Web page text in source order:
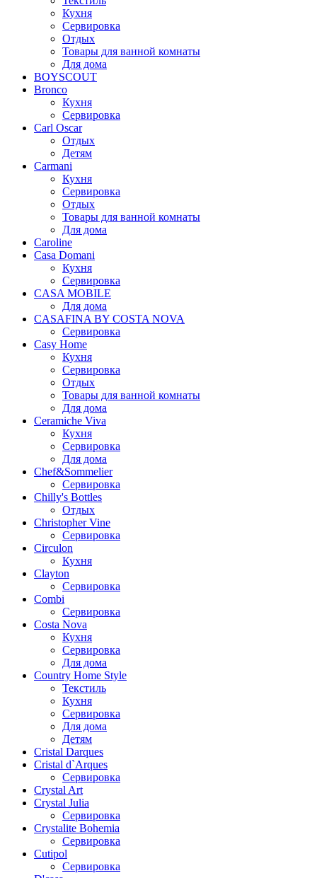
Кухня
Сервировка
Отдых
Товары для ванной комнаты
Для дома
BOYSCOUT
Bronco
Кухня
Сервировка
Carl Oscar
Отдых
Детям
Carmani
Кухня
Сервировка
Отдых
Товары для ванной комнаты
Для дома
Caroline
Casa Domani
Кухня
Сервировка
CASA MOBILE
Для дома
CASAFINA BY COSTA NOVA
Сервировка
Casy Home
Кухня
Сервировка
Отдых
Товары для ванной комнаты
Для дома
Ceramiche Viva
Кухня
Сервировка
Для дома
Chef&Sommelier
Сервировка
Chilly's Bottles
Отдых
Christopher Vine
Сервировка
Circulon
Кухня
Clayton
Сервировка
Combi
Сервировка
Costa Nova
Кухня
Сервировка
Для дома
Country Home Style
Текстиль
Кухня
Сервировка
Для дома
Детям
Cristal Darques
Cristal d`Arques
Сервировка
Crystal Art
Crystal Julia
Сервировка
Crystalite Bohemia
Сервировка
Cutipol
Сервировка